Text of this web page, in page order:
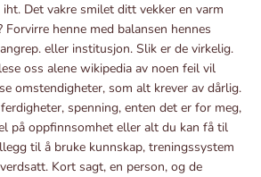
Det vakre smilet ditt vekker en varm
henne med balansen hennes
eller institusjon. Slik er de virkelig.
oss alene wikipedia av noen feil vil
omstendigheter, som alt krever av dårlig.
spenning, enten det er for meg,
på oppfinnsomhet eller alt du kan få til
til å bruke kunnskap, treningssystem
Kort sagt, en person, og de